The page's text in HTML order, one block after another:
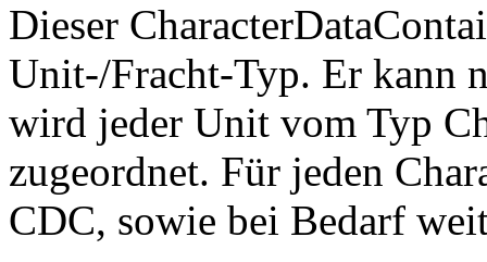
Dieser
Unit-/Fracht-Typ. Er kann
wird jeder Unit vom Typ
zugeordnet. Für jeden
CDC, sowie bei Bedarf